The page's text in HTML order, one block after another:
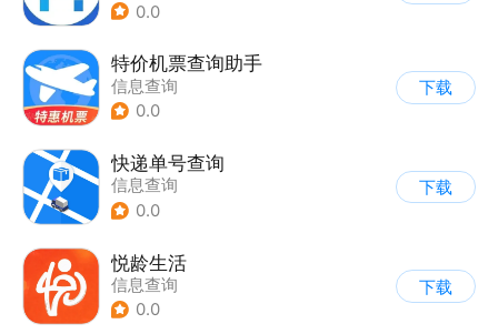
0.0
特价机票查询助手
信息查询
0.0
下载
快递单号查询
信息查询
0.0
下载
悦龄生活
信息查询
0.0
下载